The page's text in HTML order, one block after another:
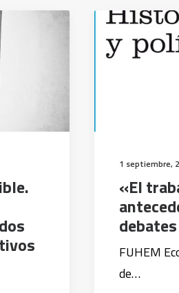
1 septiembre,
«El
FUHEM
de…